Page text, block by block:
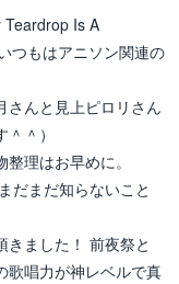
Teardrop Is A
つもはアニソン関連の
さんと見上ピロリさん
＾）
理はお早めに。
だまだ知らないこと
きました！ 前夜祭と
歌唱力が神レベルで真